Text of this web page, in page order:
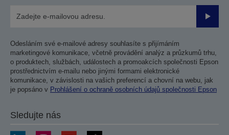
Odesláním své e-mailové adresy souhlasíte s přijímáním
marketingové komunikace, včetně provádění analýz a průzkumů trhu,
o produktech, službách, událostech a promoakcích společnosti Epson
prostřednictvím e-mailu nebo jinými formami elektronické
komunikace, v závislosti na vašich preferencí a chovní na webu, jak
je popsáno v Prohlášení o ochraně osobních údajů společnosti Epson
Sledujte nás